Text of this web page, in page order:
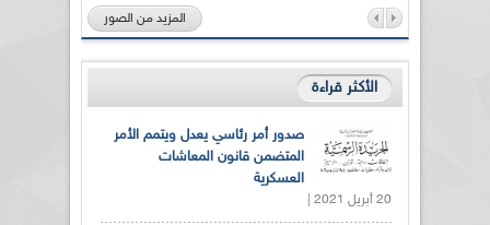
المزيد من الصور
الأكثر قراءة
صدور أمر رئاسي يعدل ويتمم الأمر
المتضمن قانون المعاشات
العسكرية
20 أبريل 2021 |